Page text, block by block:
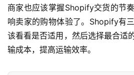
社
媒
营
销
跨
商家也应该掌握Shopify交货的节
响卖家的购物体验了。Shopify有
该看看是否适用，然后选择最合适
输成本，提高运输效率。